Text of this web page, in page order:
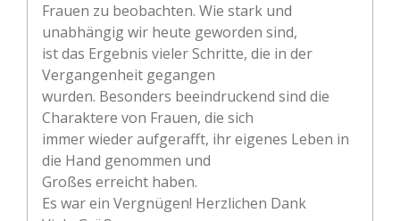
Frauen zu beobachten. Wie stark und
unabhängig wir heute geworden sind,
ist das Ergebnis vieler Schritte, die in der
Vergangenheit gegangen
wurden. Besonders beeindruckend sind die
Charaktere von Frauen, die sich
immer wieder aufgerafft, ihr eigenes Leben in
die Hand genommen und
Großes erreicht haben.
Es war ein Vergnügen! Herzlichen Dank